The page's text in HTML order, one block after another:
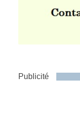
Publicité